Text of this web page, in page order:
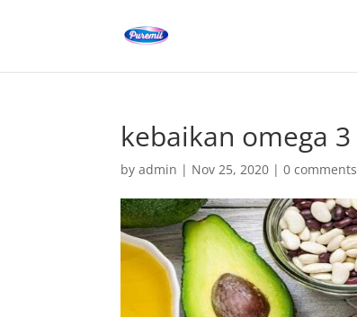
kebaikan omega 3
byadmin | Nov 25, 2020 |0 comments